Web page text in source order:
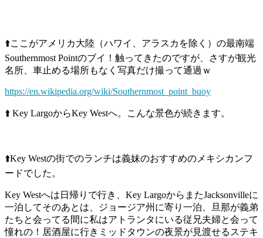
⬆️ここがアメリカ大陸（ハワイ、アラスカを除く）の最南端
Southernmost Pointのブイ！触ってきたのですが、さすが観光
名所、車止める場所もなく写真だけ撮って通過ｗ
https://en.wikipedia.org/wiki/Southernmost_point_buoy
⬆️ Key LargoからKey Westへ。こんな景色が続きます。
⬆️Key Westの街でのランチは義妹のおすすめのメキシカンフ
ードでした。
Key Westへは日帰りで行き、Key LargoからまたJacksonvilleに
一泊してそのあとは、ジョージア州に寄り一泊、旦那が義弟
たちと会ってる間に私はアトランタにいる従兄夫婦と会って
憧れの！居酒屋に行きミッドタウンの夜景が見渡せるステキ